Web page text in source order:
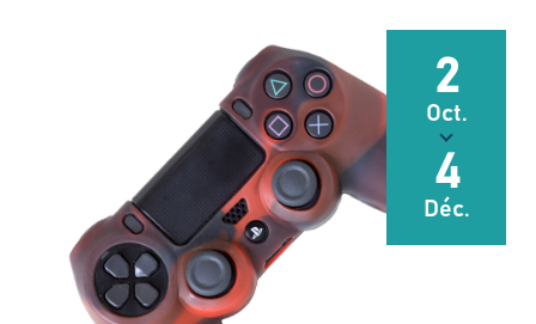
2
Oct.
4
Déc.